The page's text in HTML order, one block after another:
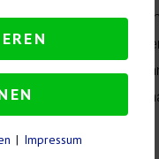
(Zuzug) erforderlich
EU) durch eine
Fällen, namentlich
Rechts Gebrauch
| Impressum